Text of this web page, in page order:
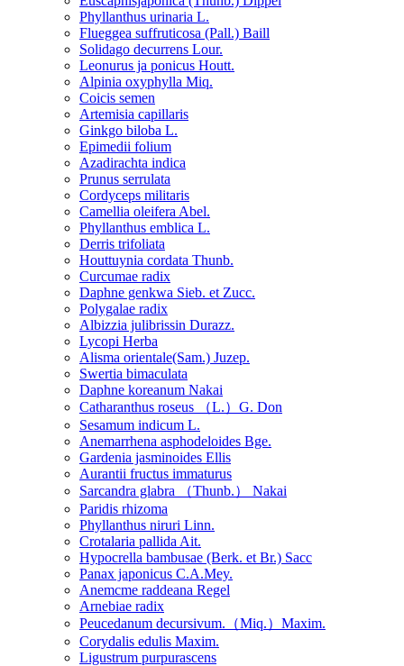
Phyllanthus urinaria L.
Flueggea suffruticosa (Pall.) Baill
Solidago decurrens Lour.
Leonurus ja ponicus Houtt.
Alpinia oxyphylla Miq.
Coicis semen
Artemisia capillaris
Ginkgo biloba L.
Epimedii folium
Azadirachta indica
Prunus serrulata
Cordyceps militaris
Camellia oleifera Abel.
Phyllanthus emblica L.
Derris trifoliata
Houttuynia cordata Thunb.
Curcumae radix
Daphne genkwa Sieb. et Zucc.
Polygalae radix
Albizzia julibrissin Durazz.
Lycopi Herba
Alisma orientale(Sam.) Juzep.
Swertia bimaculata
Daphne koreanum Nakai
Catharanthus roseus （L.）G. Don
Sesamum indicum L.
Anemarrhena asphodeloides Bge.
Gardenia jasminoides Ellis
Aurantii fructus immaturus
Sarcandra glabra （Thunb.） Nakai
Paridis rhizoma
Phyllanthus niruri Linn.
Crotalaria pallida Ait.
Hypocrella bambusae (Berk. et Br.) Sacc
Panax japonicus C.A.Mey.
Anemcme raddeana Regel
Arnebiae radix
Peucedanum decursivum.（Miq.）Maxim.
Corydalis edulis Maxim.
Ligustrum purpurascens